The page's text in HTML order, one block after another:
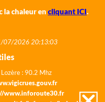
la chaleur en cliquant ICI.
07/2026 20:13:03
: 90.2 Mhz
www.inforoute30.fr